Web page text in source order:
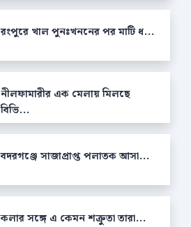
রংপুরে খাল পুনঃখননের পর মাটি ধ...
নীলফামারীর এক মেলায় মিলছে
বিভি...
বদরগঞ্জে সাজাপ্রাপ্ত পলাতক আসা...
কলার সঙ্গে এ কেমন শক্রুতা তারা...